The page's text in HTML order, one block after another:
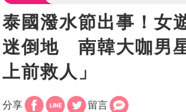
泰國潑水節出事！女
迷倒地 南韓大咖男
上前救人」
分享 留言